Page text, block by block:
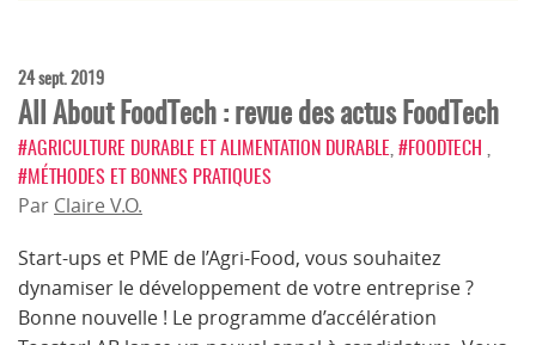
24 sept. 2019
All About FoodTech : revue des actus FoodTech
#AGRICULTURE DURABLE ET ALIMENTATION DURABLE #FOODTECH
#MÉTHODES ET BONNES PRATIQUES
Par Claire V.O.
Start-ups et PME de l’Agri-Food, vous souhaitez
dynamiser le développement de votre entreprise ?
Bonne nouvelle ! Le programme d’accélération